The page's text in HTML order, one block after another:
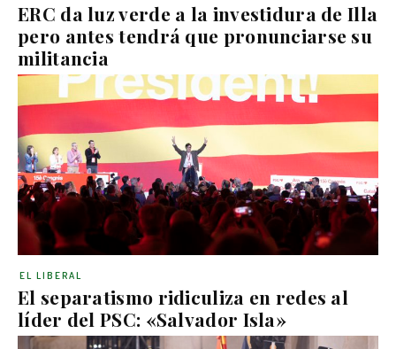
ERC da luz verde a la investidura de Illa
pero antes tendrá que pronunciarse su
militancia
El separatismo ridiculiza en redes al
líder del PSC: «Salvador Isla»
EL LIBERAL